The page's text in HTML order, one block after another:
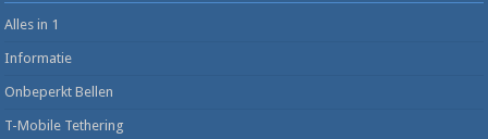
Alles in 1
Informatie
Onbeperkt Bellen
T-Mobile Tethering